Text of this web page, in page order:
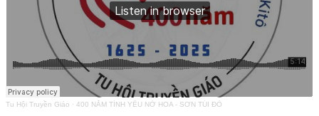
Tu Hội Truyền Giáo · 400 NĂM TÌNH YÊU NỞ HOA - SƠN TÚI ĐỎ